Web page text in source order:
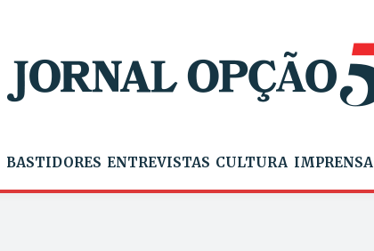
BASTIDORES ENTREVISTAS CULTURA IMPRENSA